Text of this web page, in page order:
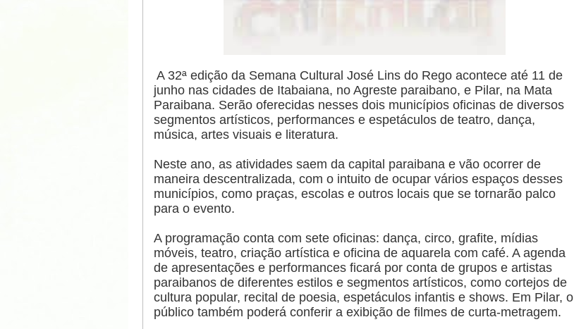
A 32ª edição da Semana Cultural José Lins do Rego acontece até 11 de
junho nas cidades de Itabaiana, no Agreste paraibano, e Pilar, na Mata
Paraibana. Serão oferecidas nesses dois municípios oficinas de diversos
segmentos artísticos, performances e espetáculos de teatro, dança,
música, artes visuais e literatura.
Neste ano, as atividades saem da capital paraibana e vão ocorrer de
maneira descentralizada, com o intuito de ocupar vários espaços desses
municípios, como praças, escolas e outros locais que se tornarão palco
para o evento.
A programação conta com sete oficinas: dança, circo, grafite, mídias
móveis, teatro, criação artística e oficina de aquarela com café. A agenda
de apresentações e performances ficará por conta de grupos e artistas
paraibanos de diferentes estilos e segmentos artísticos, como cortejos de
cultura popular, recital de poesia, espetáculos infantis e shows. Em Pilar, o
público também poderá conferir a exibição de filmes de curta-metragem.